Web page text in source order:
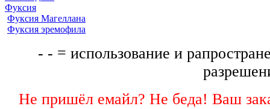
Фуксия
Фуксия Магеллана
Фуксия эремофила
- - = использование и
Не пришёл емайл? Не беда! Ваш